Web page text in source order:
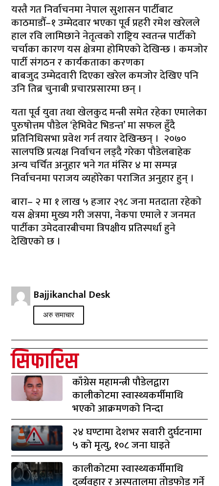
यस्तै गत निर्वाचनमा नेपाल सुशासन पार्टीबाट
काठमाडौँ–१ उम्मेदवार भएका पूर्व प्रहरी रमेश खरेलले
हाल रवि लामिछाने नेतृत्वको राष्ट्रिय स्वतन्त्र पार्टीको
चर्चाका कारण यस क्षेत्रमा हाेमिएको देखिन्छ । कमजोर
पार्टी संगठन र कार्यकताका करणका
बाबजुद उम्मेदवारी दिएका खरेल कमजोर देखिए पनि
उनि तिब्र चुनाबी प्रचारप्रसारमा छन् ।
यता पूर्व युवा तथा खेलकुद मन्त्री समेत रहेका एमालेका
पुरुषोत्तम पौडेल ‘हेभिवेट भिडन्त’ मा सफल हुँदै
प्रतिनिधिसभा प्रवेश गर्न तयार देखिन्छन् । २०७०
सालपछि प्रत्यक्ष निर्वाचन लड्दै गरेका पौडेलबाहेक
अन्य चर्चित अनुहार भने गत मंसिर ४ मा सम्पन्न
निर्वाचनमा पराजय व्यहोरेका पराजित अनुहार हुन् ।
बारा– २ मा १ लाख ५ हजार २९८ जना मतदाता रहेको
यस क्षेत्रमा मुख्य गरी जसपा, नेकपा एमाले र जनमत
पार्टीका उमेदवारबीचमा त्रिपक्षीय प्रतिस्पर्धा हुने
देखिएको छ ।
Bajjikanchal Desk
अरु समाचार
सिफारिस
काँग्रेस महामन्त्री पौडेलद्वारा
कालीकोटमा स्वास्थ्यकर्मीमाथि
भएको आक्रमणको निन्दा
२४ घण्टामा देशभर सवारी दुर्घटनामा
५ को मृत्यु, १०८ जना घाइते
कालीकोटमा स्वास्थ्यकर्मीमाथि
दुर्व्यवहार र अस्पतालमा तोडफोड गर्ने